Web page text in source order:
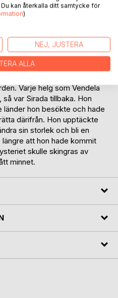
på sin IPad dök plötsligt upp
livs levande, som kallade
hon var och varifrån hon
och hennes mormor och
denne försökte lösa gåtan
kunde komma ut från spelet
Varje helg som Vendela
var Sirada tillbaka. Hon
hon besökte och hade
därifrån. Hon upptäckte
sin storlek och bli en
att hon hade kommit
skulle skingras av
minnet.
kan återkalla ditt samtycke för
)
NEJ, JUSTERA
ALLA